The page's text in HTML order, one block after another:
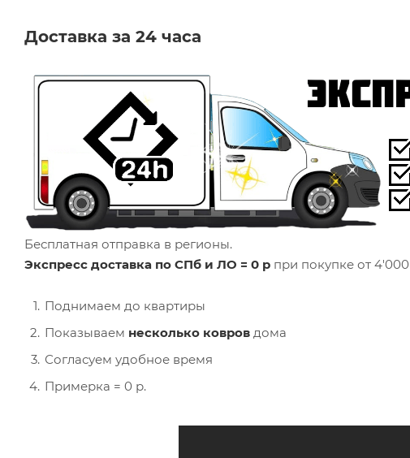
Доставка за 24 часа
Бесплатная отправка в регионы.
Экспресс доставка по СПб и ЛО = 0 р при покупке от 4'000
Поднимаем до квартиры
Показываем несколько ковров дома
Согласуем удобное время
Примерка = 0 р.